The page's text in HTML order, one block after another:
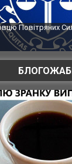
Сили оборони
губернатор
атаку. ВІДЕО